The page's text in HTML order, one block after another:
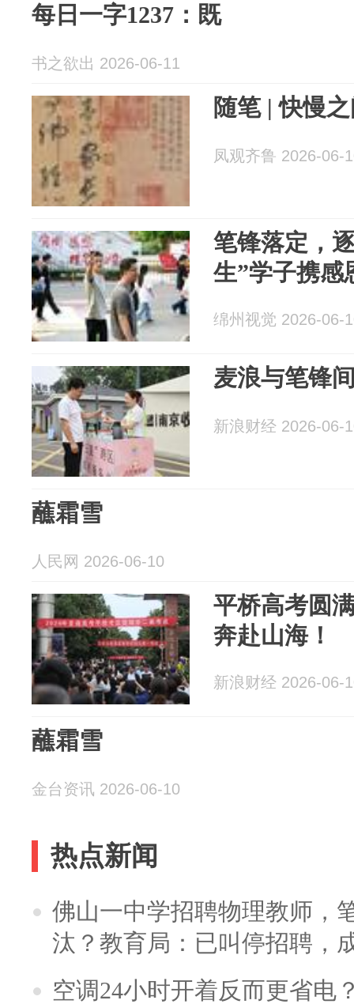
每日一字1237：既
书之欲出 2026-06-11
随笔 | 快慢
凤观齐鲁 2026-06-
笔锋落定，
生”学子携感
绵州视觉 2026-06-
麦浪与笔锋
新浪财经 2026-06-
蘸霜雪
人民网 2026-06-10
平桥高考圆
奔赴山海！
新浪财经 2026-06-
蘸霜雪
金台资讯 2026-06-10
热点新闻
佛山一中学招聘物理教师，
汰？教育局：已叫停招聘，
空调24小时开着反而更省电